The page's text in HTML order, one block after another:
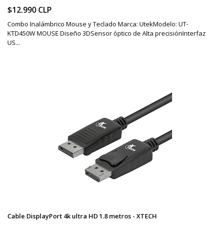
$12.990 CLP
Combo Inalámbrico Mouse y Teclado Marca: UtekModelo: UT-
KTD450W MOUSE Diseño 3DSensor óptico de Alta precisiónInterfaz
US...
Cable DisplayPort 4k ultra HD 1.8 metros - XTECH